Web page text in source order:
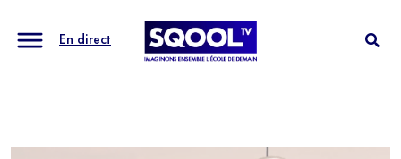
En direct